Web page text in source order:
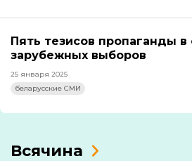
Пять тезисов пропаганды
зарубежных выборов
25 января 2025
беларусские СМИ
Всячина